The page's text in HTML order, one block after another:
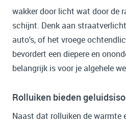
wakker door licht wat door de
schijnt. Denk aan
auto's, of het vroege
bevordert een diepere en
belangrijk is voor je algehele
Rolluiken bieden
Naast dat rolluiken de warmte